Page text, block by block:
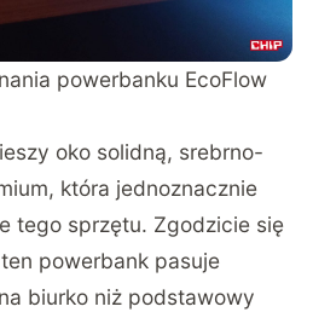
powerbanku EcoFlow
oko solidną, srebrno-
która jednoznacznie
tego sprzętu. Zgodzicie się
powerbank pasuje
biurko niż podstawowy